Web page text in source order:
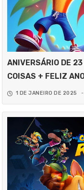
ANIVERSÁRIO DE
COISAS + FELIZ
1 DE JANEIRO DE 2025 -